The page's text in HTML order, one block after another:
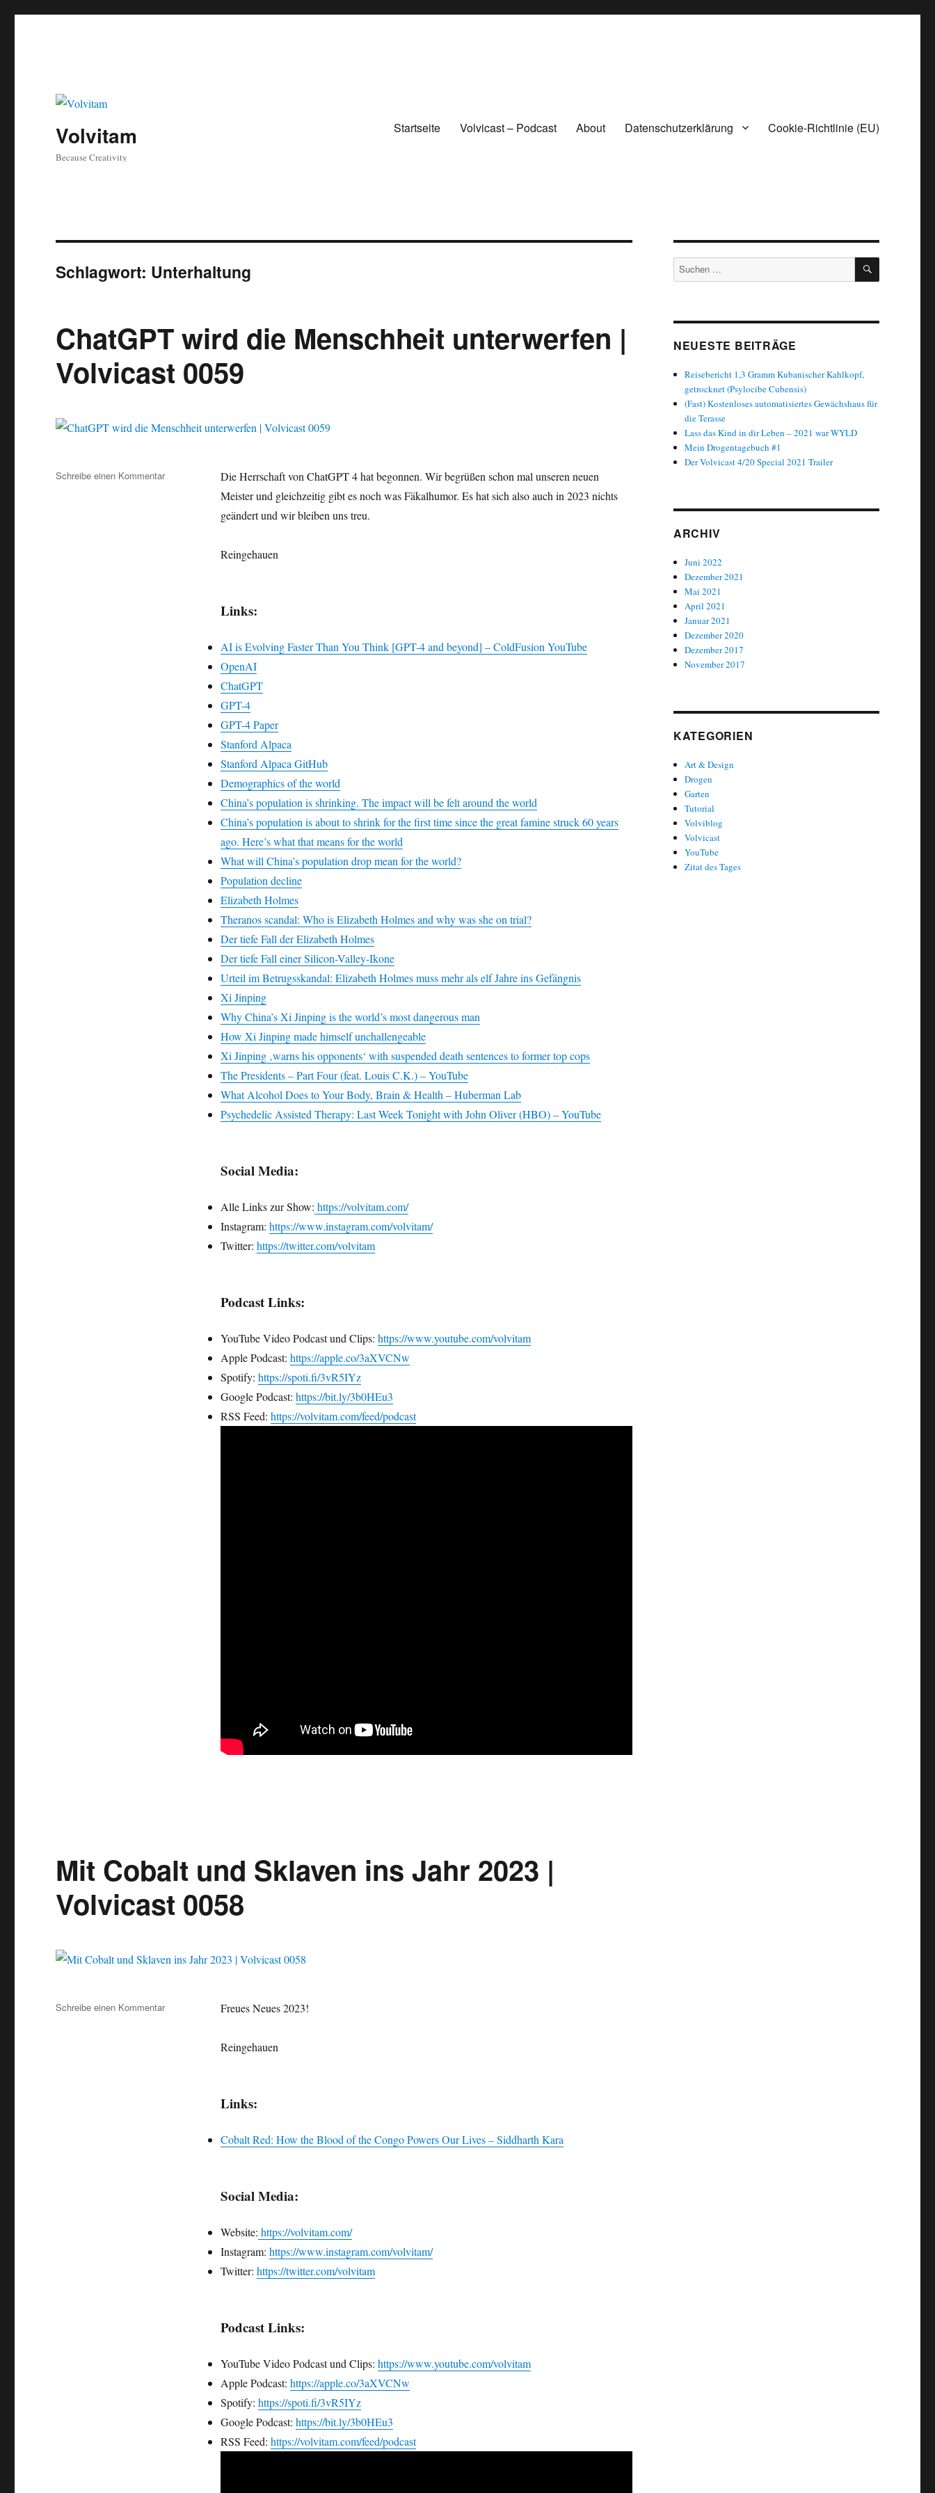
Volvitam
Because Creativity
Startseite Volvicast – Podcast About Datenschutzerklärung Cookie-Richtlinie (EU)
Schlagwort: Unterhaltung
ChatGPT wird die Menschheit unterwerfen |
Volvicast 0059
Die Herrschaft von ChatGPT 4 hat begonnen. Wir begrüßen schon mal unseren neuen
Meister und gleichzeitig gibt es noch was Fäkalhumor. Es hat sich also auch in 2023 nichts
geändert und wir bleiben uns treu.
Reingehauen
Links:
AI is Evolving Faster Than You Think [GPT-4 and beyond] – ColdFusion YouTube
OpenAI
ChatGPT
GPT-4
GPT-4 Paper
Stanford Alpaca
Stanford Alpaca GitHub
Demographics of the world
China’s population is shrinking. The impact will be felt around the world
China’s population is about to shrink for the first time since the great famine struck 60 years
ago. Here’s what that means for the world
What will China’s population drop mean for the world?
Population decline
Elizabeth Holmes
Theranos scandal: Who is Elizabeth Holmes and why was she on trial?
Der tiefe Fall der Elizabeth Holmes
Der tiefe Fall einer Silicon-Valley-Ikone
Urteil im Betrugsskandal: Elizabeth Holmes muss mehr als elf Jahre ins Gefängnis
Xi Jinping
Why China’s Xi Jinping is the world’s most dangerous man
How Xi Jinping made himself unchallengeable
Xi Jinping ‚warns his opponents‘ with suspended death sentences to former top cops
The Presidents – Part Four (feat. Louis C.K.) – YouTube
What Alcohol Does to Your Body, Brain & Health – Huberman Lab
Psychedelic Assisted Therapy: Last Week Tonight with John Oliver (HBO) – YouTube
Social Media:
Alle Links zur Show: https://volvitam.com/
Instagram: https://www.instagram.com/volvitam/
Twitter: https://twitter.com/volvitam
Podcast Links:
YouTube Video Podcast und Clips: https://www.youtube.com/volvitam
Apple Podcast: https://apple.co/3aXVCNw
Spotify: https://spoti.fi/3vR5IYz
Google Podcast: https://bit.ly/3b0HEu3
RSS Feed: https://volvitam.com/feed/podcast
Schreibe einen Kommentarzu
Mit Cobalt und Sklaven ins Jahr 2023 |
Volvicast 0058
Freues Neues 2023!
Reingehauen
Links:
Cobalt Red: How the Blood of the Congo Powers Our Lives – Siddharth Kara
Social Media:
Website: https://volvitam.com/
Instagram: https://www.instagram.com/volvitam/
Twitter: https://twitter.com/volvitam
Podcast Links:
YouTube Video Podcast und Clips: https://www.youtube.com/volvitam
Apple Podcast: https://apple.co/3aXVCNw
Spotify: https://spoti.fi/3vR5IYz
Google Podcast: https://bit.ly/3b0HEu3
RSS Feed: https://volvitam.com/feed/podcast
Schreibe einen Kommentarzu
Suchen
nach:
SUCHEN
NEUESTE BEITRÄGE
Reisebericht 1,3 Gramm Kubanischer Kahlkopf,
getrocknet (Psylocibe Cubensis)
(Fast) Kostenloses automatisiertes Gewächshaus für
die Terasse
Lass das Kind in dir Leben – 2021 war WYLD
Mein Drogentagebuch #1
Der Volvicast 4/20 Special 2021 Trailer
ARCHIV
Juni 2022
Dezember 2021
Mai 2021
April 2021
Januar 2021
Dezember 2020
Dezember 2017
November 2017
KATEGORIEN
Art & Design
Drogen
Garten
Tutorial
Volviblog
Volvicast
YouTube
Zitat des Tages